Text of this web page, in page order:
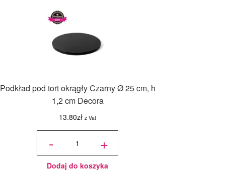
Podkład pod tort okrągły Czarny Ø 25 cm, h
1,2 cm Decora
13.80zł z Vat
-
ilość
okrągły
Czarny
cm, h
1,2 cm
+
Dodaj do koszyka